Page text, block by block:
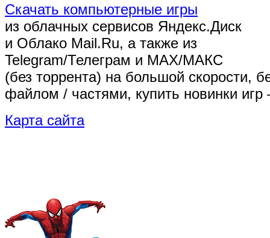
Скачать компьютерные игры
из облачных сервисов Яндекс.Диск
и Облако Mail.Ru, а также из
Telegram/Телеграм и MAX/МАКС
(без торрента) на большой скорости,
файлом / частями, купить новинки
Карта сайта